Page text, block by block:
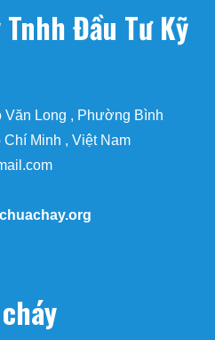
Đầu Tư Kỹ
Văn Long , Phường Bình
Minh , Việt Nam